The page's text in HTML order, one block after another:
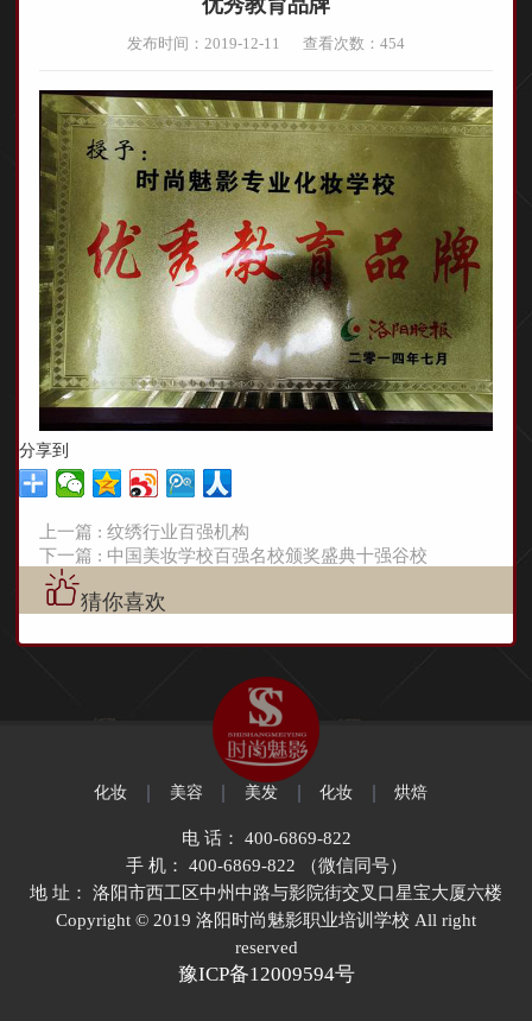
发布时间：2019-12-11 查看次数： 454
分享到
上一篇 : 纹绣行业百强机构
下一篇 : 中国美妆学校百强名校颁奖盛典十强谷校
猜你喜欢
化妆 美容 美发 化妆 烘焙
电 话： 400-6869-822
手 机： 400-6869-822 （微信同号）
地 址： 洛阳市西工区中州中路与影院街交叉口星宝大厦六楼
Copyright © 2019 洛阳时尚魅影职业培训学校 All right
reserved
豫ICP备12009594号